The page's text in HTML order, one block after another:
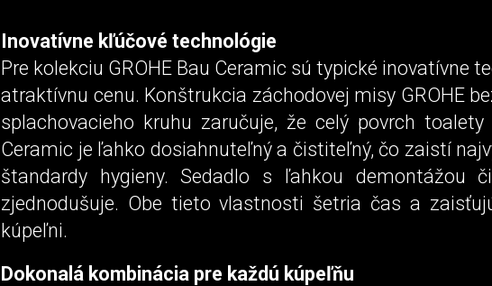
Inovatívne kľúčové technológie
Pre kolekciu GROHE Bau Ceramic sú typické inovatívne
atraktívnu cenu. Konštrukcia záchodovej misy GROHE
splachovacieho kruhu zaručuje, že celý povrch toalety
Ceramic je ľahko dosiahnuteľný a čistiteľný, čo zaistí
štandardy hygieny. Sedadlo s ľahkou demontážou
zjednodušuje. Obe tieto vlastnosti šetria čas a
kúpeľni.
Dokonalá kombinácia pre každú kúpeľňu